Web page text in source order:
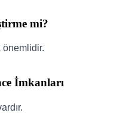
mi?
önemlidir.
İmkanları